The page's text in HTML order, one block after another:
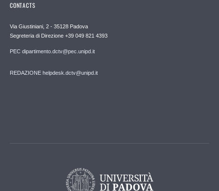
CONTACTS
Via Giustiniani, 2 - 35128 Padova
Segreteria di Direzione +39 049 821 4393
PEC dipartimento.dctv@pec.unipd.it
REDAZIONE helpdesk.dctv@unipd.it